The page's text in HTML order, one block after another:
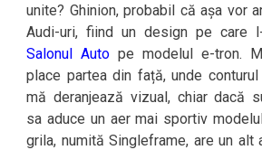
unite? Ghinion, probabil că așa vor
Audi-uri, fiind un design pe care
Salonul Auto pe modelul e-tron.
place partea din față, unde
mă deranjează vizual, chiar dacă
sa aduce un aer mai sportiv
grila, numită Singleframe, are un alt